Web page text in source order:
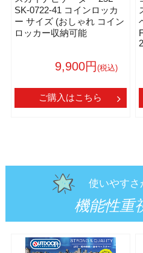
SK-0722-41 コインロッカ
ー サイズ (おしゃれ コイン
ロッカー収納可能
9,900円 (税込)
ご購入はこちら
使いやすさ
機能性重